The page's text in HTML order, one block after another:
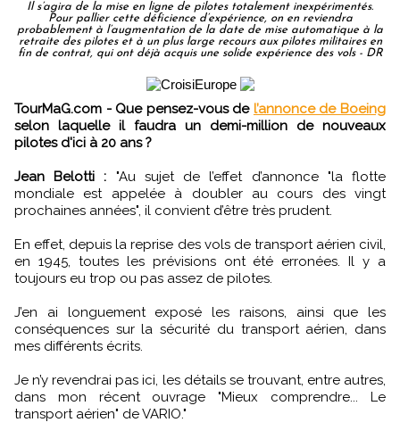
Il s’agira de la mise en ligne de pilotes totalement inexpérimentés.
Pour pallier cette déficience d’expérience, on en reviendra
probablement à l’augmentation de la date de mise automatique à la
retraite des pilotes et à un plus large recours aux pilotes militaires en
fin de contrat, qui ont déjà acquis une solide expérience des vols - DR
TourMaG.com - Que pensez-vous de l’annonce de Boeing
selon laquelle il faudra un demi-million de nouveaux
pilotes d'ici à 20 ans ?
Jean Belotti : "Au sujet de l’effet d’annonce "la flotte
mondiale est appelée à doubler au cours des vingt
prochaines années", il convient d’être très prudent.
En effet, depuis la reprise des vols de transport aérien civil,
en 1945, toutes les prévisions ont été erronées. Il y a
toujours eu trop ou pas assez de pilotes.
J’en ai longuement exposé les raisons, ainsi que les
conséquences sur la sécurité du transport aérien, dans
mes différents écrits.
Je n’y revendrai pas ici, les détails se trouvant, entre autres,
dans mon récent ouvrage "Mieux comprendre... Le
transport aérien" de VARIO."